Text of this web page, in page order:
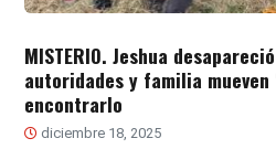
MISTERIO. Jeshua
autoridades y familia mueven
encontrarlo
diciembre 18, 2025